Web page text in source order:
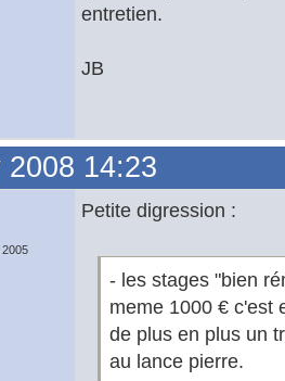
entretien.
JB
2008 14:23
2005
Petite digression :
- les stages "bien
meme 1000 € c'est
de plus en plus un
au lance pierre.